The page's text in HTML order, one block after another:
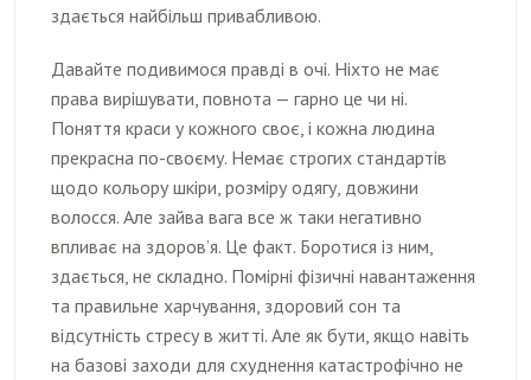
здається найбільш привабливою.
Давайте подивимося правді в очі. Ніхто не має
права вирішувати, повнота — гарно це чи ні.
Поняття краси у кожного своє, і кожна людина
прекрасна по-своєму. Немає строгих стандартів
щодо кольору шкіри, розміру одягу, довжини
волосся. Але зайва вага все ж таки негативно
впливає на здоров’я. Це факт. Боротися із ним,
здається, не складно. Помірні фізичні навантаження
та правильне харчування, здоровий сон та
відсутність стресу в житті. Але як бути, якщо навіть
на базові заходи для схуднення катастрофічно не